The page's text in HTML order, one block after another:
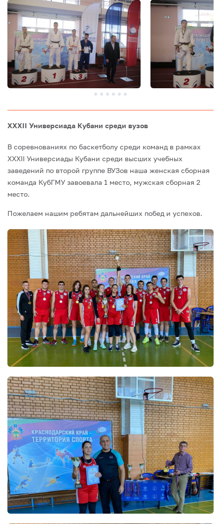
XXXII Универсиада Кубани среди вузов
В соревнованиях по баскетболу среди команд в рамках
XXXII Универсиады Кубани среди высших учебных
заведений по второй группе ВУЗов наша женская сборная
команда КубГМУ завоевала 1 место, мужская сборная 2
место.
Пожелаем нашим ребятам дальнейших побед и успехов.